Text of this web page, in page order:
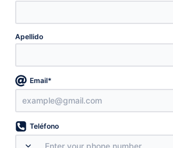
Apellido
Email*
Teléfono